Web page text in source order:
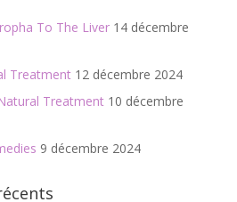
To The Liver 14 décembre
Treatment 12 décembre 2024
Treatment 10 décembre
9 décembre 2024